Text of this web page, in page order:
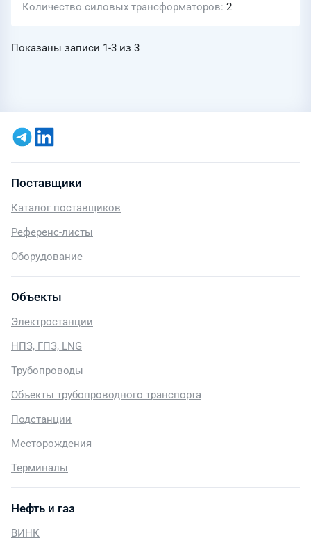
Количество силовых трансформаторов 2
Показаны записи 1-3 из 3
Поставщики
Каталог поставщиков
Референс-листы
Оборудование
Объекты
Электростанции
НПЗ, ГПЗ, LNG
Трубопроводы
Объекты трубопроводного транспорта
Подстанции
Месторождения
Терминалы
Нефть и газ
ВИНК